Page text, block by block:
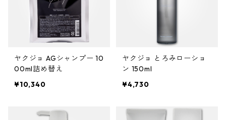
スケルトジャック
トリートメントジャック
ロレッタ エメ
アイクリーム
マスク・パック
フェースパウダー
アイブロウ・眉マスカラ
アイシャドウ
スタイリング
ハード
スーパーハード
ヤクジョ AGシャンプー 10
00ml詰め替え
¥10,340
ヤクジョ とろみローショ
ン 150ml
¥4,730